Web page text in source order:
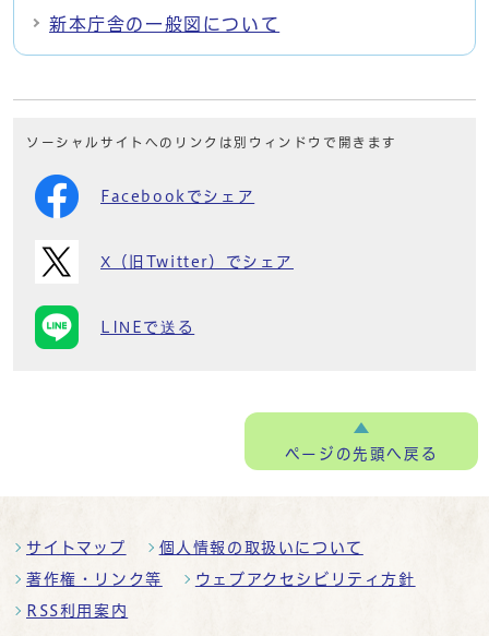
新本庁舎の一般図について
ソーシャルサイトへのリンクは別ウィンドウで開きます
Facebookでシェア
X（旧Twitter）でシェア
LINEで送る
ページの先頭へ戻る
サイトマップ 個人情報の取扱いについて
著作権・リンク等 ウェブアクセシビリティ方針
RSS利用案内